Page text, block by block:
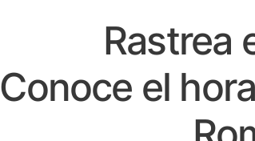
Rastrea
Conoce el